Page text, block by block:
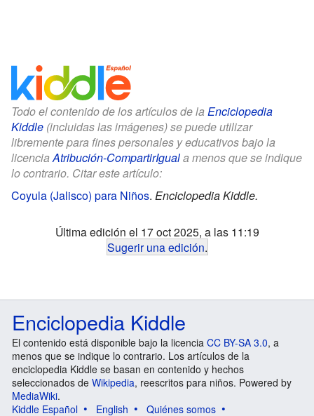
Todo el contenido de los artículos de la Enciclopedia
Kiddle (incluidas las imágenes) se puede utilizar
libremente para fines personales y educativos bajo la
licenciaAtribución-CompartirIguala menos que se indique
lo contrario. Citar este artículo:
Coyula (Jalisco) para Niños. Enciclopedia Kiddle.
Última edición el 17 oct 2025, a las 11:19
Sugerir una edición.
Enciclopedia Kiddle
El contenido está disponible bajo la licencia CC BY-SA 3.0, a
menos que se indique lo contrario. Los artículos de la
enciclopedia Kiddle se basan en contenido y hechos
seleccionados de Wikipedia, reescritos para niños. Powered by
MediaWiki.
Kiddle Español
English
Quiénes somos